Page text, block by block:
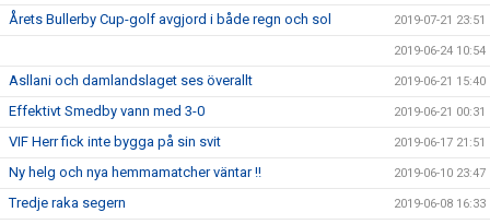
Årets Bullerby Cup-golf avgjord i både regn och sol 2019-07-21 23:51
2019-06-24 10:54
Asllani och damlandslaget ses överallt 2019-06-21 15:40
Effektivt Smedby vann med 3-0 2019-06-21 00:31
VIF Herr fick inte bygga på sin svit 2019-06-17 21:51
Ny helg och nya hemmamatcher väntar !! 2019-06-10 23:47
Tredje raka segern 2019-06-08 16:33